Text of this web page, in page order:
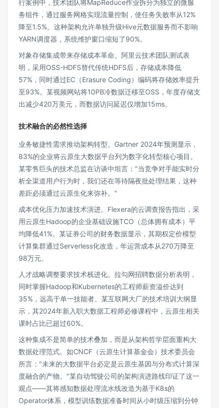
行案例中，技术团队将MapReduce作业拆分为独立的微服
务组件，通过服务网格实现流量控制，使任务失败率从12%
降至1.5%。这种架构允许单独升级Hive元数据服务而不影响
YARN调度器，系统维护窗口缩短了90%。
对象存储集成带来存储成本革命。阿里云技术团队测试表
明，采用OSS-HDFS替代传统HDFS后，存储成本降低
57%，同时通过EC（Erasure Coding）编码将存储效率提升
至93%。某视频网站将10PB冷数据迁移至OSS，年度存储支
出减少420万美元，而数据访问延迟仅增加15ms。
技术融合的必然性选择
业务敏捷性需求推动架构转型。Gartner 2024年预测显示，
83%的企业将云原生大数据平台列为数字化转型核心项目。
某零售巨头的技术总监在访谈中坦言："当竞争对手能实时分
析全渠道用户行为时，我们还在等待隔夜批处理结果，这种
差距必须通过云原生化来弥补。"
成本优化压力加速技术演进。Flexera的云调查报告指出，采
用云原生Hadoop的企业基础设施TCO（总体拥有成本）平
均降低41%。某证券公司的财务数据显示，其期权定价模型
计算集群通过Serverless化改造，年运营成本从270万降至
98万元。
人才战略调整要求技术栈进化。拉勾网招聘数据分析表明，
同时掌握Hadoop和Kubernetes的工程师薪资溢价达到
35%，远高于单一技能者。某互联网大厂的技术培训大纲显
示，其2024年新入职大数据工程师必修课程中，云原生相关
课时占比已超过60%。
这种集成不是简单的技术叠加，而是从架构哲学层面重构大
数据处理范式。如CNCF（云原生计算基金会）技术委员会
所言："未来的大数据平台必定是云原生基因与分布式计算深
度融合的产物。"某自动驾驶公司的架构演进路线印证了这一
观点——其将感知数据处理流水线改造为基于K8s的
Operator体系，模型训练数据准备时间从小时级压缩到分钟